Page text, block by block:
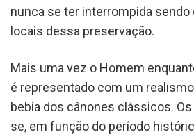
nunca se ter interrompida
locais dessa preservação.
Mais uma vez o Homem
é representado com um
bebia dos cânones clássicos.
se, em função do período